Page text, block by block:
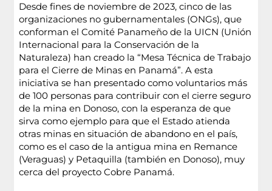
Desde fines de noviembre de 2023, cinco de las
organizaciones no gubernamentales (ONGs), que
conforman el Comité Panameño de la UICN (Unión
Internacional para la Conservación de la
Naturaleza) han creado la “Mesa Técnica de Trabajo
para el Cierre de Minas en Panamá”. A esta
iniciativa se han presentado como voluntarios más
de 100 personas para contribuir con el cierre seguro
de la mina en Donoso, con la esperanza de que
sirva como ejemplo para que el Estado atienda
otras minas en situación de abandono en el país,
como es el caso de la antigua mina en Remance
(Veraguas) y Petaquilla (también en Donoso), muy
cerca del proyecto Cobre Panamá.